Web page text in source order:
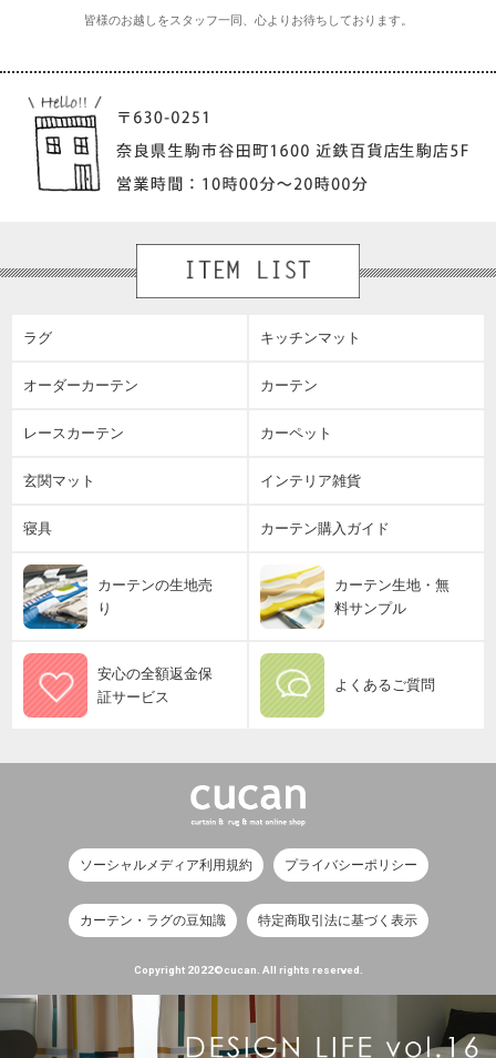
皆様のお越しをスタッフ一同、心よりお待ちしております。
ラグ キッチンマット
オーダーカーテン カーテン
レースカーテン カーペット
玄関マット インテリア雑貨
寝具 カーテン購入ガイド
カーテンの生地売
り
カーテン生地・無
料サンプル
安心の全額返金保
証サービス
よくあるご質問
ソーシャルメディア利用規約 プライバシーポリシー
カーテン・ラグの豆知識 特定商取引法に基づく表示
Copyright 2022©cucan. All rights reserved.